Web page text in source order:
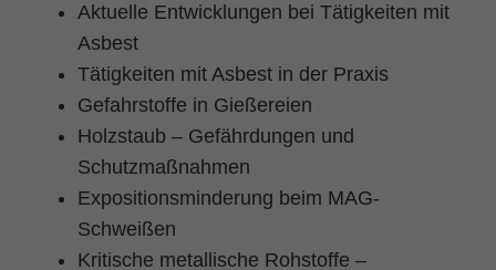
Aktuelle Entwicklungen bei Tätigkeiten mit
Asbest
Tätigkeiten mit Asbest in der Praxis
Gefahrstoffe in Gießereien
Holzstaub – Gefährdungen und
Schutzmaßnahmen
Expositionsminderung beim MAG-
Schweißen
Kritische metallische Rohstoffe –